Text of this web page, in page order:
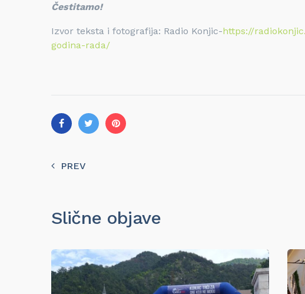
Čestitamo!
Izvor teksta i fotografija: Radio Konjic-https://
godina-rada/
PREV
Slične objave